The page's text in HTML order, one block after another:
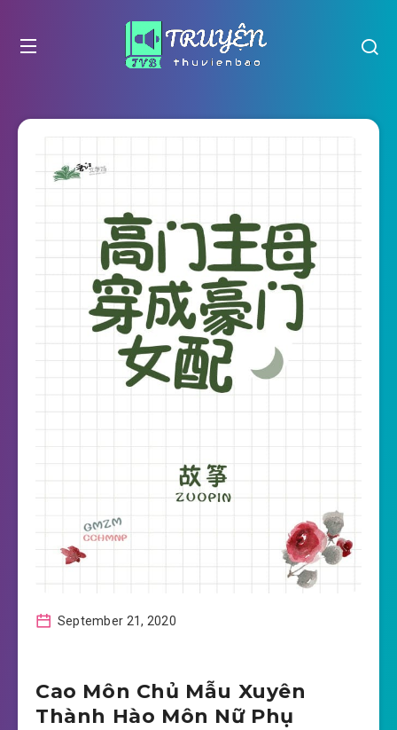
September 21, 2020
Cao Môn Chủ Mẫu Xuyên
Thành Hào Môn Nữ Phụ